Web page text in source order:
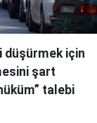
düşürmek için
şart
talebi